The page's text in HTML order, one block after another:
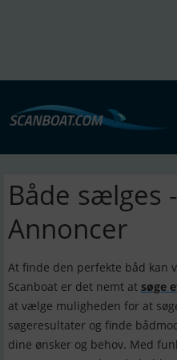
Både sælges
Annoncer
At finde den perfekte båd kan
Scanboat er det nemt at søge
at vælge muligheden for at
søgeresultater og finde
dine ønsker og behov. Med